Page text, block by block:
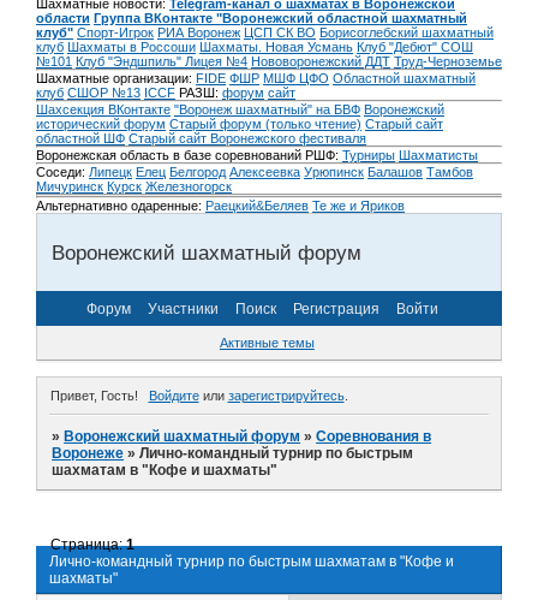
Шахматные новости: Telegram-канал о шахматах в Воронежской
области Группа ВКонтакте "Воронежский областной шахматный
клуб" Спорт-Игрок РИА Воронеж ЦСП СК ВО Борисоглебский шахматный
клуб Шахматы в Россоши Шахматы. Новая Усмань Клуб "Дебют" СОШ
№101 Клуб "Эндшпиль" Лицея №4 Нововоронежский ДДТ Труд-Черноземье
Шахматные организации: FIDE ФШР МШФ ЦФО Областной шахматный
клуб СШОР №13 ICCF РАЗШ: форум сайт
Шахсекция ВКонтакте "Воронеж шахматный" на БВФ Воронежский
исторический форум Cтарый форум (только чтение) Старый сайт
областной ШФ Старый сайт Воронежского фестиваля
Воронежская область в базе соревнований РШФ: Турниры Шахматисты
Соседи: Липецк Елец Белгород Алексеевка Урюпинск Балашов Тамбов
Мичуринск Курск Железногорск
Альтернативно одаренные: Раецкий&Беляев Те же и Яриков
Воронежский шахматный форум
Форум Участники Поиск Регистрация Войти
Активные темы
Привет, Гость! Войдитеили зарегистрируйтесь.
»Воронежский шахматный форум »Соревнования в
Воронеже »Лично-командный турнир по быстрым
шахматам в "Кофе и шахматы"
Лично-командный турнир по быстрым шахматам в "Кофе и
шахматы"
Страница:1